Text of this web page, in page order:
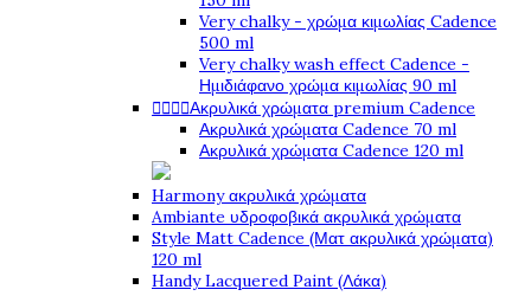
Very chalky - χρώμα κιμωλίας Cadence
500 ml
Very chalky wash effect Cadence -
Ημιδιάφανο χρώμα κιμωλίας 90 ml
Ακρυλικά χρώματα premium Cadence
Ακρυλικά χρώματα Cadence 70 ml
Ακρυλικά χρώματα Cadence 120 ml
Harmony ακρυλικά χρώματα
Ambiante υδροφοβικά ακρυλικά χρώματα
Style Matt Cadence (Ματ ακρυλικά χρώματα)
120 ml
Handy Lacquered Paint (Λάκα)